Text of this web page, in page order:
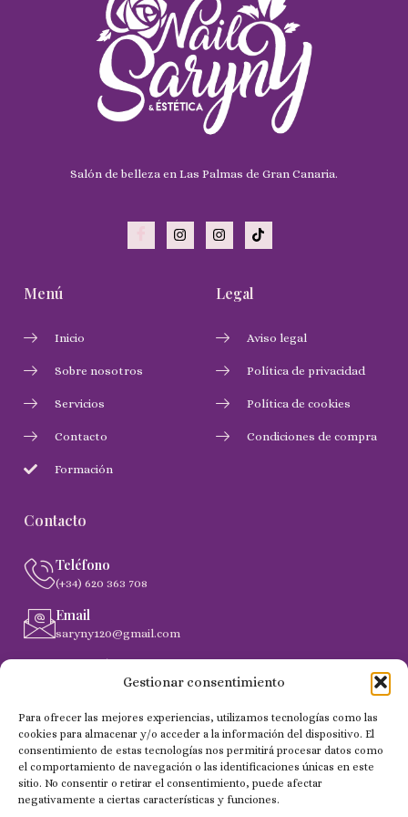
Gestionar consentimiento
Para ofrecer las mejores experiencias, utilizamos tecnologías como las
cookies para almacenar y/o acceder a la información del dispositivo. El
consentimiento de estas tecnologías nos permitirá procesar datos como
el comportamiento de navegación o las identificaciones únicas en este
sitio. No consentir o retirar el consentimiento, puede afectar
negativamente a ciertas características y funciones.
Salón de belleza en Las Palmas de Gran Canaria.
Menú
Inicio
Sobre nosotros
Servicios
Contacto
Formación
Legal
Aviso legal
Política de privacidad
Política de cookies
Condiciones de compra
Contacto
Teléfono
(+34) 620 363 708
Email
saryny120@gmail.com
Dirección
C. Gobernador Marín Acuña, 53, (35014) Las Palmas de
Copyright 2024 © Todos los derechos reservados - NailSaryny